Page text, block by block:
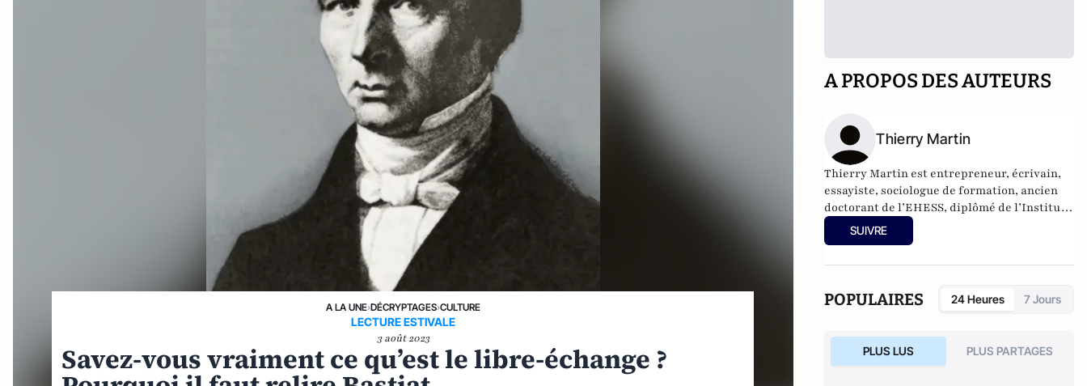
A LA UNE›DÉCRYPTAGES›CULTURE
LECTURE ESTIVALE
3 août 2023
Savez-vous vraiment ce qu’est le libre-échange ?
A PROPOS DES AUTEURS
Thierry Martin
Thierry Martin est entrepreneur, écrivain,
essayiste, sociologue de formation, ancien
doctorant de l’EHESS, diplômé de l’Institut
Français de Gestion, Paris.
SUIVRE
POPULAIRES 24 Heures 7 Jours
PLUS LUS PLUS PARTAGES